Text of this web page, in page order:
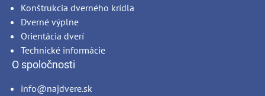
Konštrukcia dverného krídla
Dverné výplne
Orientácia dverí
Technické informácie
O spoločnosti
info@najdvere.sk